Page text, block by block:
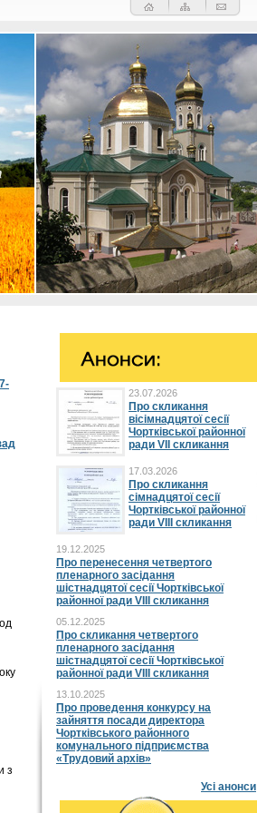
з
23.07.2026
Про скликання
вісімнадцятої сесії
Чортківської районної
ради VII скликання
17.03.2026
Про скликання
сімнадцятої сесії
Чортківської районної
ради VIII скликання
19.12.2025
Про перенесення четвертого
пленарного засідання
шістнадцятої сесії Чортківської
районної ради VIII скликання
05.12.2025
Про скликання четвертого
пленарного засідання
шістнадцятої сесії Чортківської
районної ради VIII скликання
13.10.2025
Про проведення конкурсу на
зайняття посади директора
Чортківського районного
комунального підприємства
«Трудовий архів»
Усі анонси